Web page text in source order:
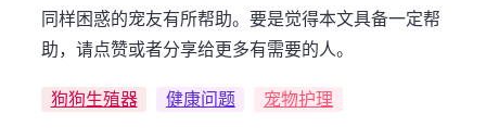
同样困惑的宠友有所帮助。要是觉得本文具备一定帮
助，请点赞或者分享给更多有需要的人。
狗狗生殖器 健康问题 宠物护理